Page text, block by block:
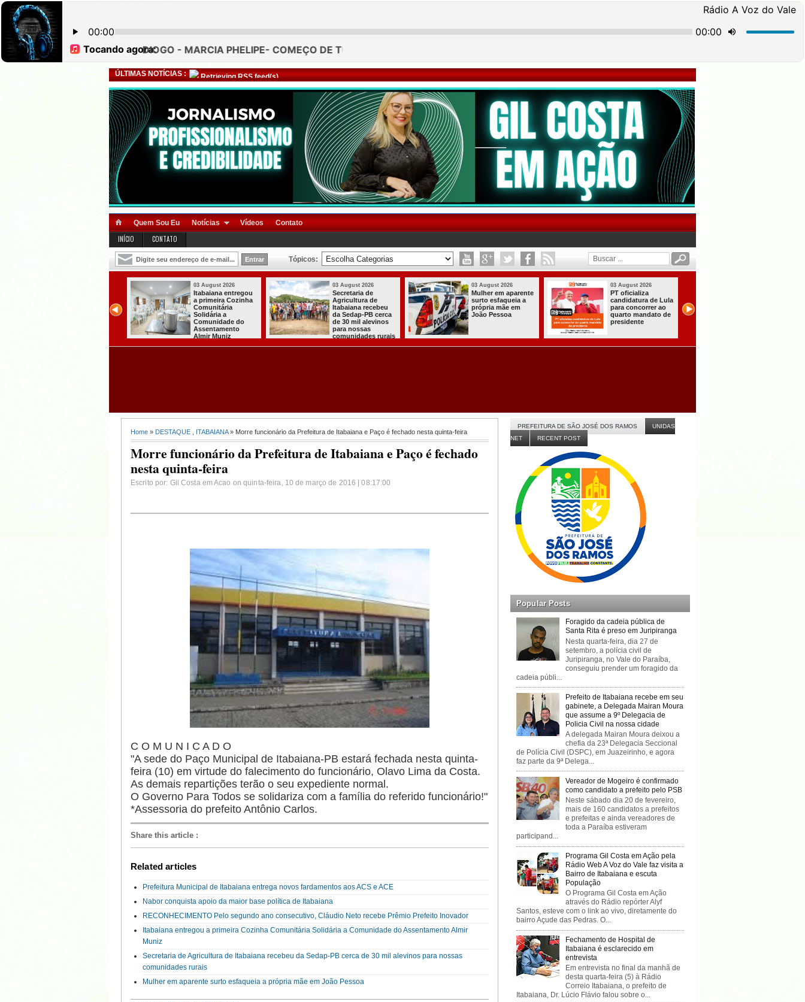
ÚLTIMAS NOTÍCIAS : Retrieving RSS feed(s)
Quem Sou Eu Notícias Vídeos Contato
INÍCIO CONTATO
Tópicos:
Itabaiana recebeu
da Sedap-PB cerca
03 August 2026
Mulher em aparente
surto esfaqueia a
própria mãe em
João Pessoa
03 August 2026
PT oficializa
candidatura de Lula
para concorrer ao
quarto mandato de
presidente
03 August 2026
Efraim Filho
anuncia Nayana
Pontes, esposa do
Cabo Gilberto,
31 July 2026
A CARRETA DO
AGORA TEM
ESPECIALISTAS
CHEGOU À
ITABAIANA
Home » DESTAQUE ITABAIANA» Morre funcionário da Prefeitura de Itabaiana e Paço é fechado nesta quinta-feira
Morre funcionário da Prefeitura de Itabaiana e Paço é fechado
nesta quinta-feira
Escrito por: Gil Costa em Acao on quinta-feira, 10 de março de 2016 | 08:17:00
C O M U N I C A D O
"A sede do Paço Municipal de Itabaiana-PB estará fechada nesta quinta-
feira (10) em virtude do falecimento do funcionário, Olavo Lima da Costa.
As demais repartições terão o seu expediente normal.
O Governo Para Todos se solidariza com a família do referido funcionário!"
*Assessoria do prefeito Antônio Carlos.
Share this article :
Related articles
Prefeitura Municipal de Itabaiana entrega novos fardamentos aos ACS e ACE
Nabor conquista apoio da maior base política de Itabaiana
RECONHECIMENTO Pelo segundo ano consecutivo, Cláudio Neto recebe Prêmio Prefeito Inovador
Itabaiana entregou a primeira Cozinha Comunitária Solidária a Comunidade do Assentamento Almir
Muniz
Secretaria de Agricultura de Itabaiana recebeu da Sedap-PB cerca de 30 mil alevinos para nossas
comunidades rurais
Mulher em aparente surto esfaqueia a própria mãe em João Pessoa
PREFEITURA DE SÃO JOSÉ DOS RAMOS
UNIDAS
NET
RECENT POST
Popular Posts
Foragido da cadeia pública de
Santa Rita é preso em Juripiranga
Nesta quarta-feira, dia 27 de
setembro, a polícia civil de
Juripiranga, no Vale do Paraíba,
conseguiu prender um foragido da
cadeia públi...
Prefeito de Itabaiana recebe em seu
gabinete, a Delegada Mairan Moura
que assume a 9º Delegacia de
Policia Civil na nossa cidade
A delegada Mairan Moura deixou a
chefia da 23ª Delegacia Seccional
de Polícia Civil (DSPC), em Juazeirinho, e agora
faz parte da 9ª Delega...
Vereador de Mogeiro é confirmado
como candidato a prefeito pelo PSB
Neste sábado dia 20 de fevereiro,
mais de 160 candidatos a prefeitos
e prefeitas e ainda vereadores de
toda a Paraíba estiveram
participand...
Programa Gil Costa em Ação pela
Rádio Web A Voz do Vale faz visita a
Bairro de Itabaiana e escuta
População
O Programa Gil Costa em Ação
através do Rádio repórter Alyf
Santos, esteve com o link ao vivo, diretamente do
bairro Açude das Pedras. O...
Fechamento de Hospital de
Itabaiana é esclarecido em
entrevista
Em entrevista no final da manhã de
desta quarta-feira (5) à Rádio
Correio Itabaiana, o prefeito de
Itabaiana, Dr. Lúcio Flávio falou sobre o...